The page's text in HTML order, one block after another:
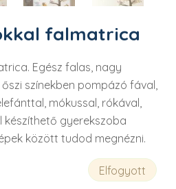
falmatrica
Egész falas, nagy
színekben pompázó fával,
mókussal, rókával,
készíthető gyerekszoba
között tudod megnézni.
Elfogyott